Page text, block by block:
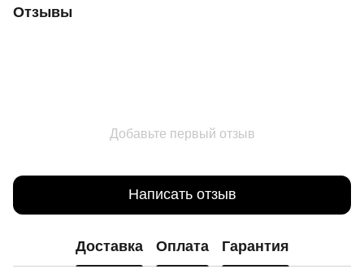
Отзывы
Добавьте первый отзыв
Написать отзыв
Доставка Оплата Гарантия